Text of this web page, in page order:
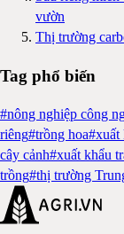
vườn
Thị trường
Tag phổ biến
#nông nghiệp công
riêng#trồng hoa#xuất
cây cảnh#xuất khẩu
trồng#thị trường